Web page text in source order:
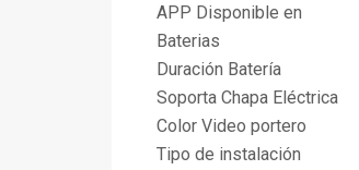
APP Disponible en
Baterias
Duración Batería
Soporta Chapa Eléctrica
Color Video portero
Tipo de instalación